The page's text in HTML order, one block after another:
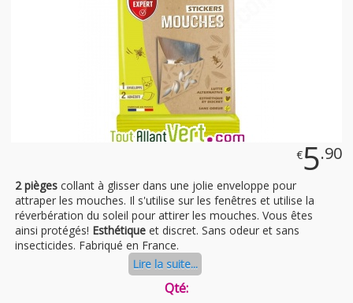
€5.90
2 pièges collant à glisser dans une jolie enveloppe pour
attraper les mouches. Il s'utilise sur les fenêtres et utilise la
réverbération du soleil pour attirer les mouches. Vous êtes
ainsi protégés! Esthétique et discret. Sans odeur et sans
insecticides. Fabriqué en France.
Lire la suite...
Qté: